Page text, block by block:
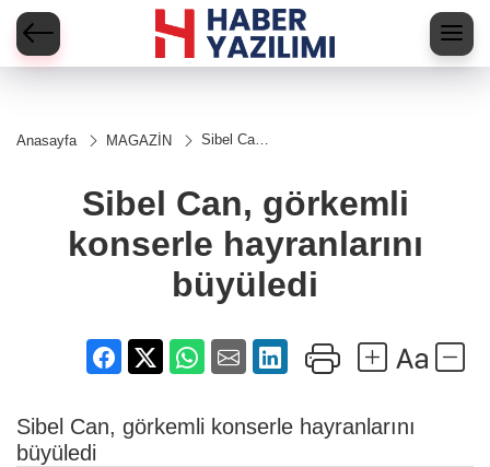
Anasayfa MAGAZİN
Sibel Can,
büyüledi
Sibel Can, görkemli
konserle hayranlarını
büyüledi
Sibel Can, görkemli konserle hayranlarını
büyüledi